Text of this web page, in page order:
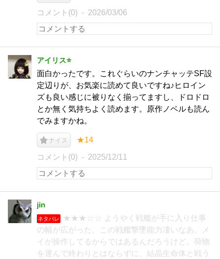
コメント(0) 2026/03/06
アイリス⭐️
面白かったです。これぐらいのナンチャッテSF設
定辺りが、お気楽に読めて良いですね♪ヒロイン
ズも良い感じに被りなく揃ってますし、ドロドロ
とか無く気持ちよく読めます。原作ノベルも読ん
でみますかね。
ナイス ★14
コメント(0) 2025/12/11
jin
ネタバレ
★★★☆☆ ようやく戦艦が手に入り仕事
の幅が広がった。この戦艦撃墜能力凄いなあ。メ
イが操作してるからではあるんだろうけど。荷物
を運んで終わりとはならずに、結晶生命体と戦う